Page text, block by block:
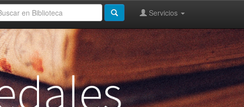
Servicios